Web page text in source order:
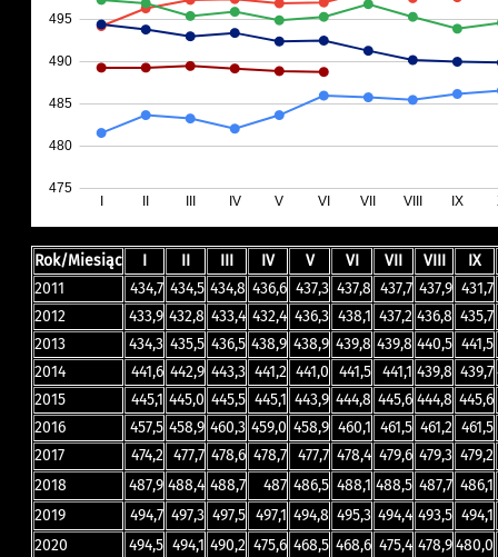
Rok/Miesiąc I II III IV V VI VII VIII
IX
2011
434,7 434,5 434,8 436,6 437,3 437,8 437,7 437,9 431,7
2012
433,9 432,8 433,4 432,4 436,3 438,1 437,2 436,8 435,7
2013
434,3 435,5 436,5 438,9 438,9 439,8 439,8 440,5 441,5
2014
441,6 442,9 443,3 441,2 441,0 441,5 441,1 439,8 439,7
2015
445,1 445,0 445,5 445,1 443,9 444,8 445,6 444,8 445,6
2016
457,5 458,9 460,3 459,0 458,9 460,1 461,5 461,2 461,5
2017
474,2 477,7 478,6 478,7 477,7 478,4 479,6 479,3 479,2
2018
487,9 488,4 488,7 487 486,5 488,1 488,5 487,7 486,1
2019
494,7 497,3 497,5 497,1 494,8 495,3 494,4 493,5 494,1
2020
494,5 494,1 490,2 475,6 468,5 468,6 475,4 478,9480,0